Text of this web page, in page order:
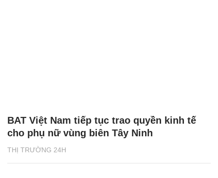
THỊ TRƯỜNG 24H
BAT Việt Nam tiếp tục trao quyền kinh tế
cho phụ nữ vùng biên Tây Ninh